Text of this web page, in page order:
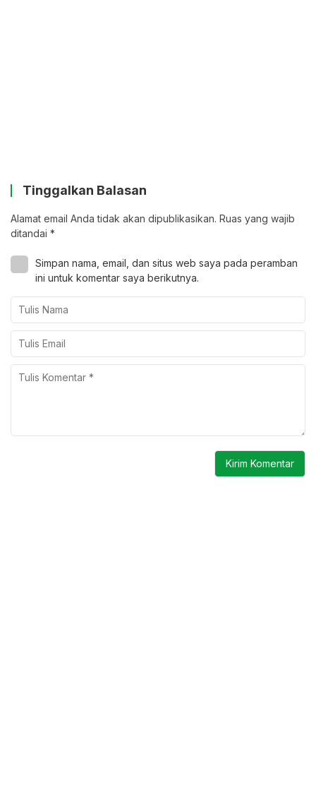
Tinggalkan Balasan
Alamat email Anda tidak akan dipublikasikan. Ruas yang wajib
ditandai *
Simpan nama, email, dan situs web saya pada peramban
ini untuk komentar saya berikutnya.